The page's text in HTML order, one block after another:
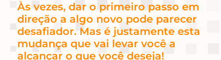
Às vezes, dar o primeiro passo em
direção a algo novo pode parecer
desafiador. Mas é justamente esta
mudança que vai levar você a
alcançar o que você deseja!